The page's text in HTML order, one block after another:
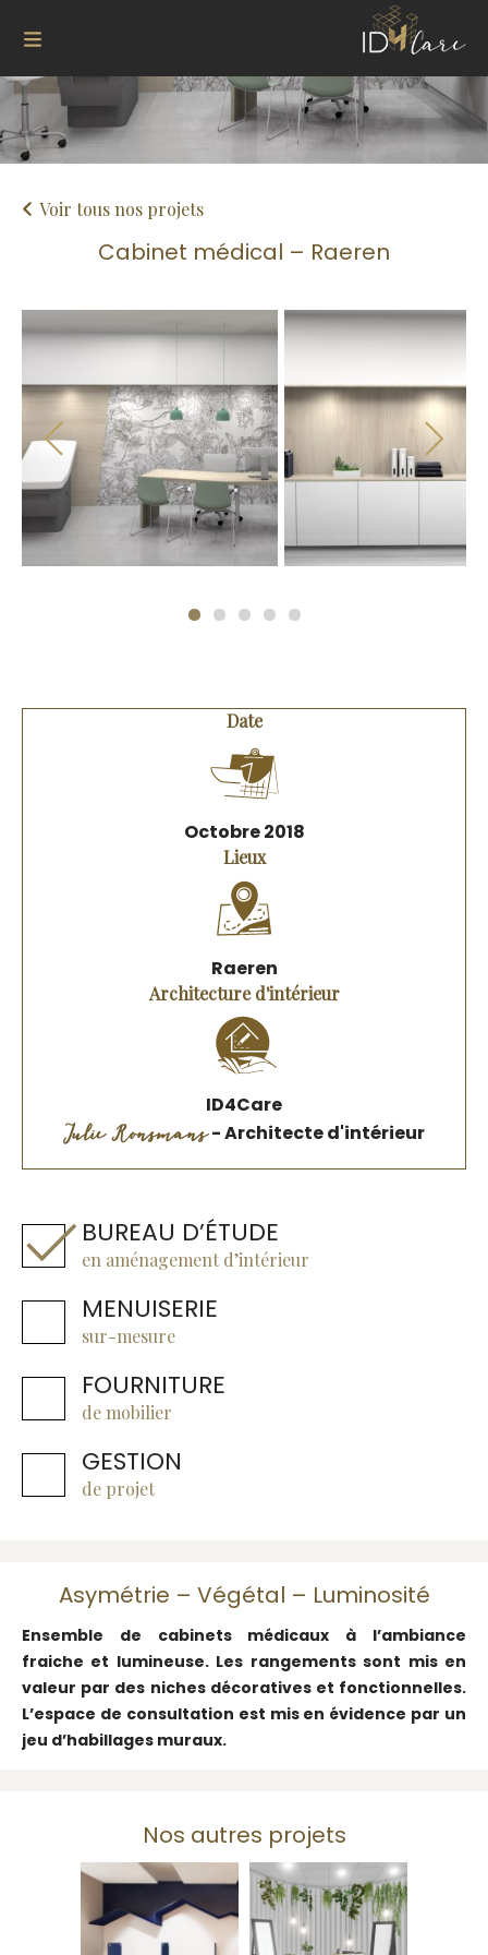
Voir tous nos projets
Cabinet médical – Raeren
Previous
Next
Date
Octobre 2018
Lieux
Raeren
Architecture d'intérieur
ID4Care
Julie Ronsmans- Architecte d'intérieur
BUREAU D’ÉTUDE
en aménagement d’intérieur
MENUISERIE
sur-mesure
FOURNITURE
de mobilier
GESTION
de projet
Asymétrie – Végétal – Luminosité
Ensemble de cabinets médicaux à l’ambiance
fraiche et lumineuse. Les rangements sont mis en
valeur par des niches décoratives et fonctionnelles.
L’espace de consultation est mis en évidence par un
jeu d’habillages muraux.
Nos autres projets